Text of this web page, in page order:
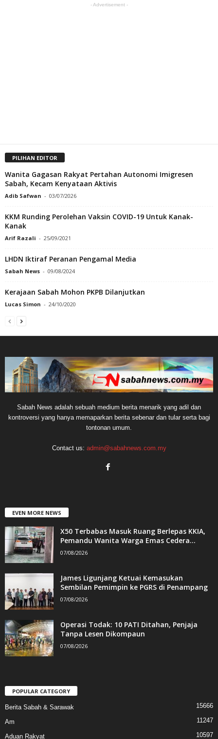
- Advertisement -
PILIHAN EDITOR
Wanita Gagasan Rakyat Pertahan Autonomi Imigresen
Sabah, Kecam Kenyataan Aktivis
Adib Safwan - 03/07/2026
KKM Runding Perolehan Vaksin COVID-19 Untuk Kanak-
Kanak
Arif Razali - 25/09/2021
LHDN Iktiraf Peranan Pengamal Media
Sabah News - 09/08/2024
Kerajaan Sabah Mohon PKPB Dilanjutkan
Lucas Simon - 24/10/2020
Sabah News adalah sebuah medium berita menarik yang adil dan
kontroversi yang hanya memaparkan berita sebenar dan tular serta bagi
tontonan umum.
Contact us: admin@sabahnews.com.my
EVEN MORE NEWS
X50 Terbabas Masuk Ruang Berlepas KKIA,
Pemandu Wanita Warga Emas Cedera...
07/08/2026
James Ligunjang Ketuai Kemasukan
Sembilan Pemimpin ke PGRS di Penampang
07/08/2026
Operasi Todak: 10 PATI Ditahan, Penjaja
Tanpa Lesen Dikompaun
07/08/2026
POPULAR CATEGORY
Berita Sabah & Sarawak 15666
Am 11247
Aduan Rakyat 10597